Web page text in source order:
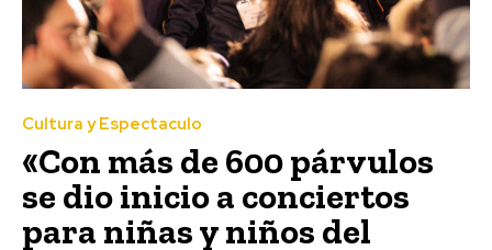
Cultura y Espectaculo
«Con más de 600 párvulos
se dio inicio a conciertos
para niñas y niños del